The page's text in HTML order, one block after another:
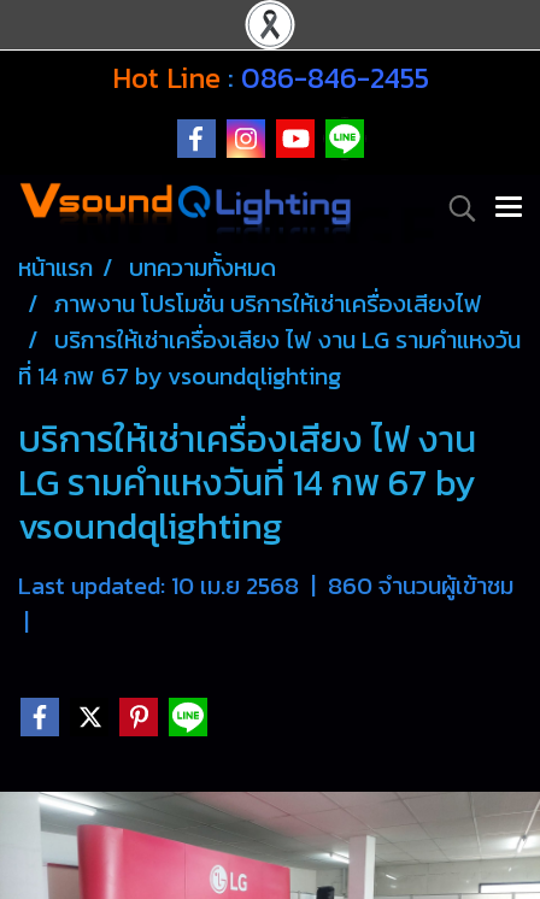
Hot Line : 086-846-2455
หน้าแรก
บทความทั้งหมด
ภาพงาน โปรโมชั่น บริการให้เช่าเครื่องเสียงไฟ
บริการให้เช่าเครื่องเสียง ไฟ งาน LG รามคำแหงวัน
ที่ 14 กพ 67 by vsoundqlighting
บริการให้เช่าเครื่องเสียง ไฟ งาน
LG รามคำแหงวันที่ 14 กพ 67 by
vsoundqlighting
Last updated: 10 เม.ย 2568 | 860 จำนวนผู้เข้าชม
|